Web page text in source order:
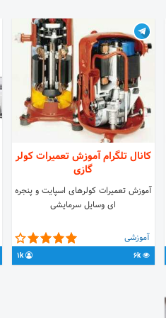
کانال تلگرام آموزش تعمیرات کولر
گازی
آموزش تعمیرات کولرهای اسپایت و پنجره
ای وسایل سرمایشی
آموزشی
6k
1k